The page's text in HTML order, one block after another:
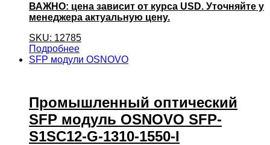
ВАЖНО: цена зависит от курса USD. Уточняйте у
менеджера актуальную цену.
SKU: 12785
Подробнее
SFP модули OSNOVO
Промышленный оптический
SFP модуль OSNOVO SFP-
S1SC12-G-1310-1550-I